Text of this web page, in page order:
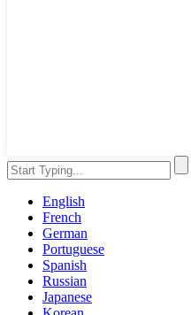
English
French
German
Portuguese
Spanish
Russian
Japanese